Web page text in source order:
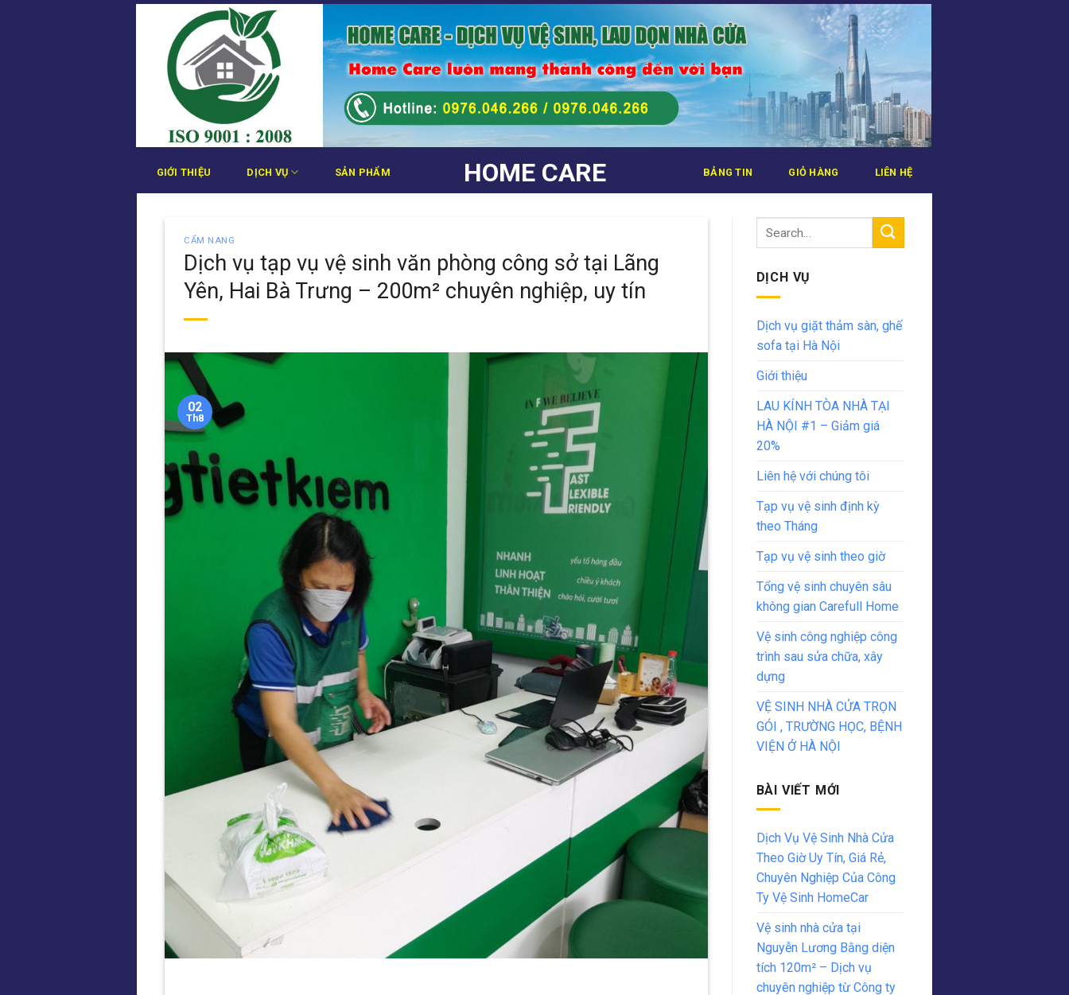
Bỏ
HOME CARE
GIỚI THIỆU DỊCH VỤ SẢN PHẨM BẢNG TIN GIỎ HÀNG LIÊN HỆ
CẨM NANG
Dịch vụ tạp vụ vệ sinh văn phòng công sở tại Lãng
Yên, Hai Bà Trưng – 200m² chuyên nghiệp, uy tín
02
Th8
DỊCH VỤ
Dịch vụ giặt thảm sàn, ghế
sofa tại Hà Nội
Giới thiệu
LAU KÍNH TÒA NHÀ TẠI
HÀ NỘI #1 – Giảm giá
20%
Liên hệ với chúng tôi
Tạp vụ vệ sinh định kỳ
theo Tháng
Tạp vụ vệ sinh theo giờ
Tổng vệ sinh chuyên sâu
không gian Carefull Home
Vệ sinh công nghiệp công
trình sau sửa chữa, xây
dựng
VỆ SINH NHÀ CỬA TRỌN
GÓI , TRƯỜNG HỌC, BỆNH
VIỆN Ở HÀ NỘI
BÀI VIẾT MỚI
Dịch Vụ Vệ Sinh Nhà Cửa
Theo Giờ Uy Tín, Giá Rẻ,
Chuyên Nghiệp Của Công
Ty Vệ Sinh HomeCar
Vệ sinh nhà cửa tại
Nguyễn Lương Bằng diện
tích 120m² – Dịch vụ
chuyên nghiệp từ Công ty